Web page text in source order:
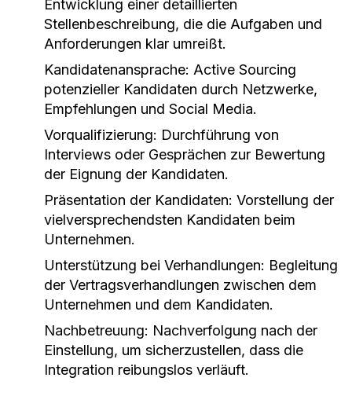
Entwicklung einer detaillierten
Stellenbeschreibung, die die Aufgaben und
Anforderungen klar umreißt.
Kandidatenansprache: Active Sourcing
potenzieller Kandidaten durch Netzwerke,
Empfehlungen und Social Media.
Vorqualifizierung: Durchführung von
Interviews oder Gesprächen zur Bewertung
der Eignung der Kandidaten.
Präsentation der Kandidaten: Vorstellung der
vielversprechendsten Kandidaten beim
Unternehmen.
Unterstützung bei Verhandlungen: Begleitung
der Vertragsverhandlungen zwischen dem
Unternehmen und dem Kandidaten.
Nachbetreuung: Nachverfolgung nach der
Einstellung, um sicherzustellen, dass die
Integration reibungslos verläuft.